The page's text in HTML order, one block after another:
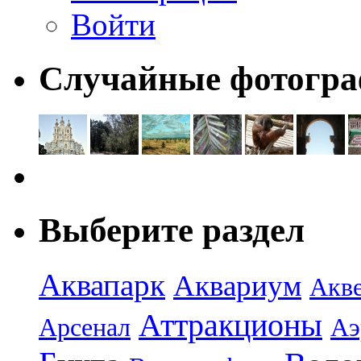
Войти
Случайные
Выберите раздел
Аквапарк Аквариум
Арсенал Аттракционы